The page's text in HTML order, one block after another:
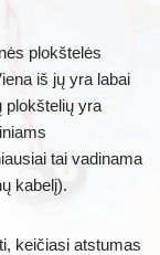
plokštelės
iš jų yra labai
plokštelių yra
tai vadinama
kabelį).
keičiasi atstumas